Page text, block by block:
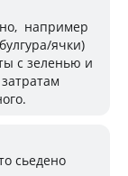
например
ячки)
с зеленью и
сьедено